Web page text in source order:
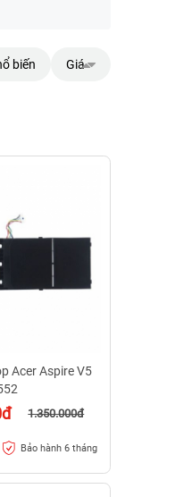
biến Giá
Acer Aspire V5
1.350.000đ
Bảo hành 6 tháng